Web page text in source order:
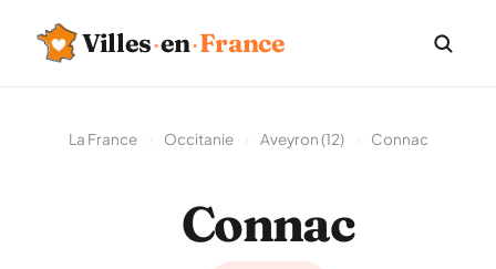
Villes·en·France
La France Occitanie Aveyron (12) Connac
Connac